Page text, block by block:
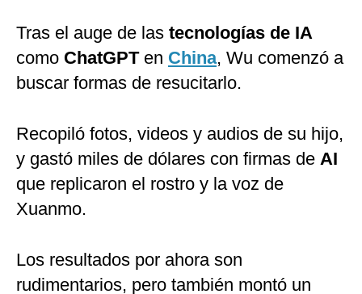
Tras el auge de las tecnologías de IA
como ChatGPT en China, Wu comenzó a
buscar formas de resucitarlo.
Recopiló fotos, videos y audios de su hijo,
y gastó miles de dólares con firmas de AI
que replicaron el rostro y la voz de
Xuanmo.
Los resultados por ahora son
rudimentarios, pero también montó un